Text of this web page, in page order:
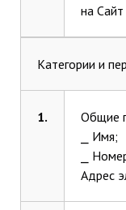
на Сайт
Категории и
1.
Общие
⎯ Имя;
⎯
Адрес